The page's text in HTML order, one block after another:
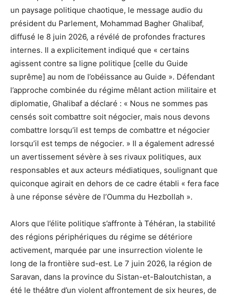
un paysage politique chaotique, le message audio du
président du Parlement, Mohammad Bagher Ghalibaf,
diffusé le 8 juin 2026, a révélé de profondes fractures
internes. Il a explicitement indiqué que « certains
agissent contre sa ligne politique [celle du Guide
suprême] au nom de l’obéissance au Guide ». Défendant
l’approche combinée du régime mêlant action militaire et
diplomatie, Ghalibaf a déclaré : « Nous ne sommes pas
censés soit combattre soit négocier, mais nous devons
combattre lorsqu’il est temps de combattre et négocier
lorsqu’il est temps de négocier. » Il a également adressé
un avertissement sévère à ses rivaux politiques, aux
responsables et aux acteurs médiatiques, soulignant que
quiconque agirait en dehors de ce cadre établi « fera face
à une réponse sévère de l’Oumma du Hezbollah ».
Alors que l’élite politique s’affronte à Téhéran, la stabilité
des régions périphériques du régime se détériore
activement, marquée par une insurrection violente le
long de la frontière sud-est. Le 7 juin 2026, la région de
Saravan, dans la province du Sistan-et-Baloutchistan, a
été le théâtre d’un violent affrontement de six heures, de